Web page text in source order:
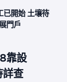
已開始 土壤待
門戶
靠設
詳查